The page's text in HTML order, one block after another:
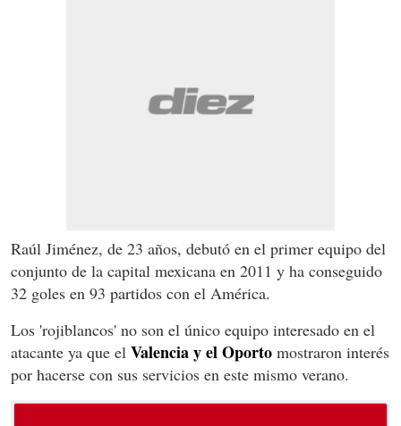
Raúl Jiménez, de 23 años, debutó en el primer equipo del
conjunto de la capital mexicana en 2011 y ha conseguido
32 goles en 93 partidos con el América.
Los 'rojiblancos' no son el único equipo interesado en el
atacante ya que el Valencia y el Oporto mostraron interés
por hacerse con sus servicios en este mismo verano.